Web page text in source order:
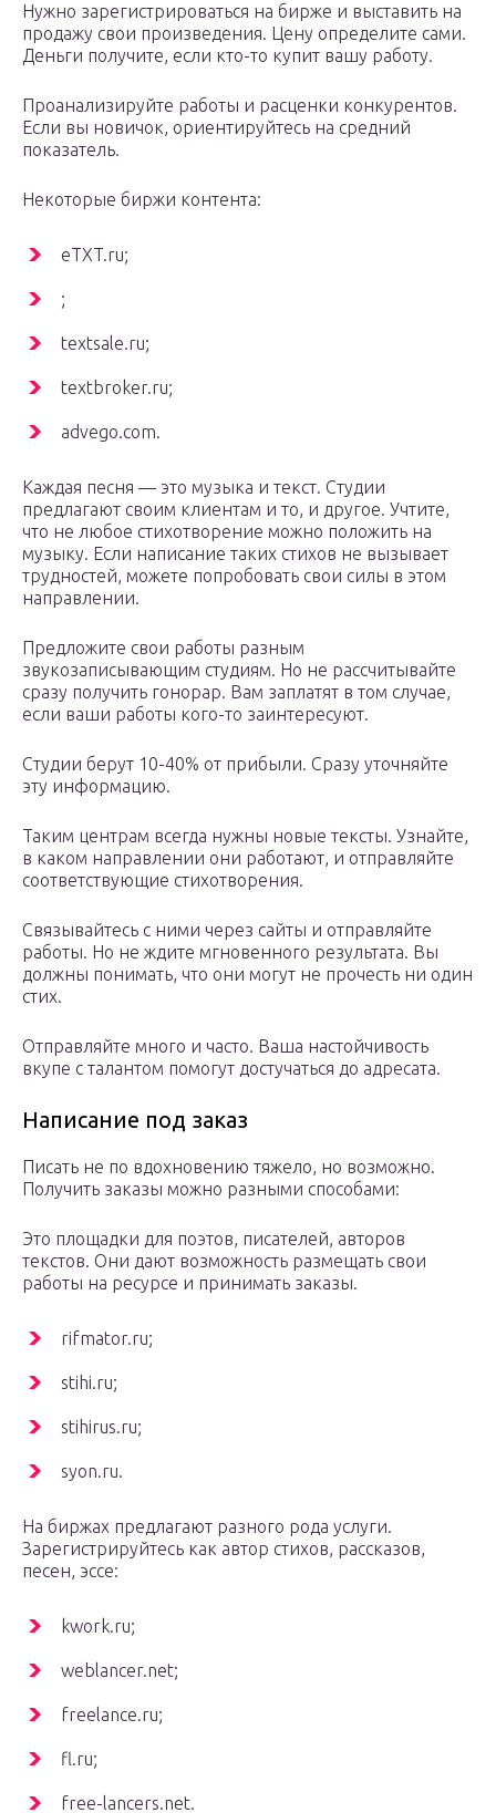
Нужно зарегистрироваться на бирже и выставить на
продажу свои произведения. Цену определите сами.
Деньги получите, если кто-то купит вашу работу.
Проанализируйте работы и расценки конкурентов.
Если вы новичок, ориентируйтесь на средний
показатель.
Некоторые биржи контента:
eTXT.ru;
;
textsale.ru;
textbroker.ru;
advego.com.
Каждая песня — это музыка и текст. Студии
предлагают своим клиентам и то, и другое. Учтите,
что не любое стихотворение можно положить на
музыку. Если написание таких стихов не вызывает
трудностей, можете попробовать свои силы в этом
направлении.
Предложите свои работы разным
звукозаписывающим студиям. Но не рассчитывайте
сразу получить гонорар. Вам заплатят в том случае,
если ваши работы кого-то заинтересуют.
Студии берут 10-40% от прибыли. Сразу уточняйте
эту информацию.
Таким центрам всегда нужны новые тексты. Узнайте,
в каком направлении они работают, и отправляйте
соответствующие стихотворения.
Связывайтесь с ними через сайты и отправляйте
работы. Но не ждите мгновенного результата. Вы
должны понимать, что они могут не прочесть ни один
стих.
Отправляйте много и часто. Ваша настойчивость
вкупе с талантом помогут достучаться до адресата.
Написание под заказ
Писать не по вдохновению тяжело, но возможно.
Получить заказы можно разными способами:
Это площадки для поэтов, писателей, авторов
текстов. Они дают возможность размещать свои
работы на ресурсе и принимать заказы.
rifmator.ru;
stihi.ru;
stihirus.ru;
syon.ru.
На биржах предлагают разного рода услуги.
Зарегистрируйтесь как автор стихов, рассказов,
песен, эссе:
kwork.ru;
weblancer.net;
freelance.ru;
fl.ru;
free-lancers.net.